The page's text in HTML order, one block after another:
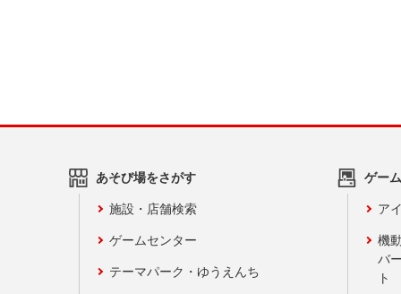
あそび場をさがす
施設・店舗検索
ゲームセンター
テーマパーク・ゆうえんち
ゲー
ア
機
バ
ト